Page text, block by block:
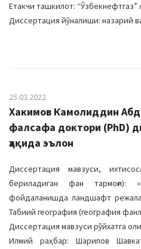
Етакчи ташкилот: “Ўзбекнефтгаз”
Диссертация йўналиши: назарий
25.03.2022
Хакимов Камолиддин
фалсафа доктори (PhD)
ҳақида эълон
Диссертация мавзуси,
бериладиган фан тармоғи):
фойдаланишда ландшафт
Табиий география (география
Диссертация мавзуси рўйхатга
Илмий раҳбар: Шарипов